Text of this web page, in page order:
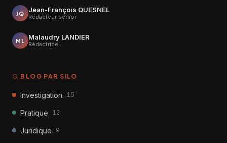
JQ Jean-François QUESNEL
Rédacteur senior
ML Malaudry LANDIER
Rédactrice
BLOG PAR SILO
Investigation 15
Pratique 12
Juridique 9